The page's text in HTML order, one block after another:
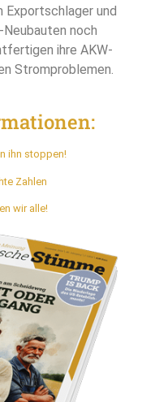
Exportschlager und
noch
ihre AKW-
Stromproblemen.
ihn stoppen!
Zahlen
wir alle!